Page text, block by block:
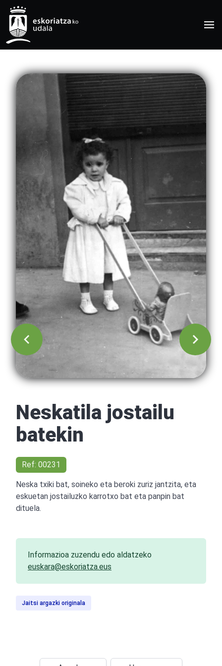
Neskatila jostailu
batekin
Ref: 00231
Neska txiki bat, soineko eta beroki zuriz jantzita, eta
eskuetan jostailuzko karrotxo bat eta panpin bat
dituela.
Informazioa zuzendu edo aldatzeko
euskara@eskoriatza.eus
Jaitsi argazki originala